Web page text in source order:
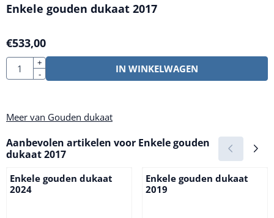
Enkele gouden dukaat 2017
€533,00
Aantal
+
-
IN WINKELWAGEN
Meer van Gouden dukaat
Aanbevolen artikelen voor Enkele gouden
dukaat 2017
Enkele gouden dukaat
2024
Enkele gouden dukaat
2019